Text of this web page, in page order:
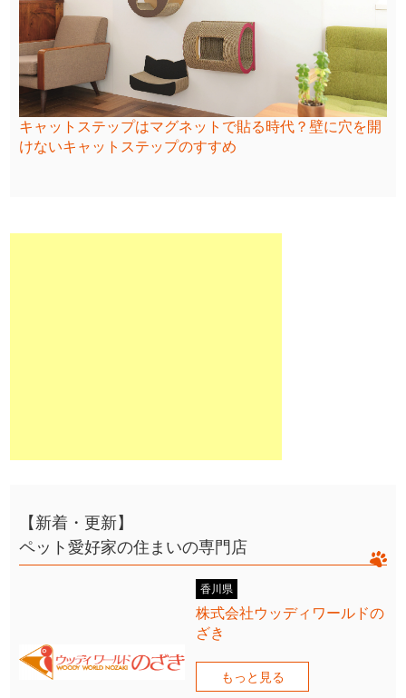
キャットステップはマグネットで貼る時代？壁に穴を開
けないキャットステップのすすめ
【新着・更新】
ペット愛好家の住まいの専門店
香川県
株式会社ウッディワールドの
ざき
もっと見る